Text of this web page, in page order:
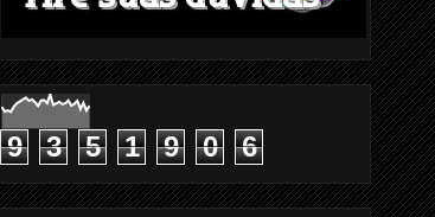
9 3 5 1 9 0 6